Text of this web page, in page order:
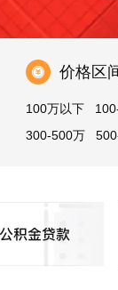
价格区
100万以下
300-500万